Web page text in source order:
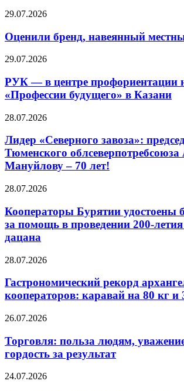
29.07.2026
Оценили бренд, навеянный
29.07.2026
РУК — в центре профориентации
«Профессии будущего» в Казани
28.07.2026
Лидер «Северного завоза»:
Тюменского
Мануйлову – 70 лет!
28.07.2026
Кооператоры Бурятии удостоены
за помощь в проведении 200-
дацана
28.07.2026
Гастрономический рекорд
кооператоров: каравай на 80 кг и
26.07.2026
Торговля: польза людям,
гордость за результат
24.07.2026